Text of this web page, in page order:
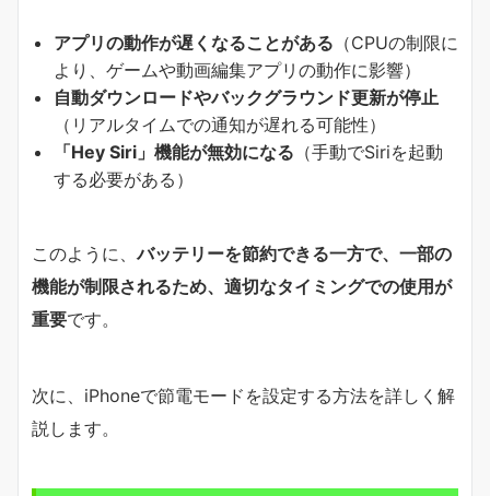
アプリの動作が遅くなることがある （CPUの制限に
より、ゲームや動画編集アプリの動作に影響）
自動ダウンロードやバックグラウンド更新が停止
（リアルタイムでの通知が遅れる可能性）
「Hey Siri」機能が無効になる （手動でSiriを起動
する必要がある）
このように、バッテリーを節約できる一方で、一部の
機能が制限されるため、適切なタイミングでの使用が
重要です。
次に、iPhoneで節電モードを設定する方法を詳しく解
説します。